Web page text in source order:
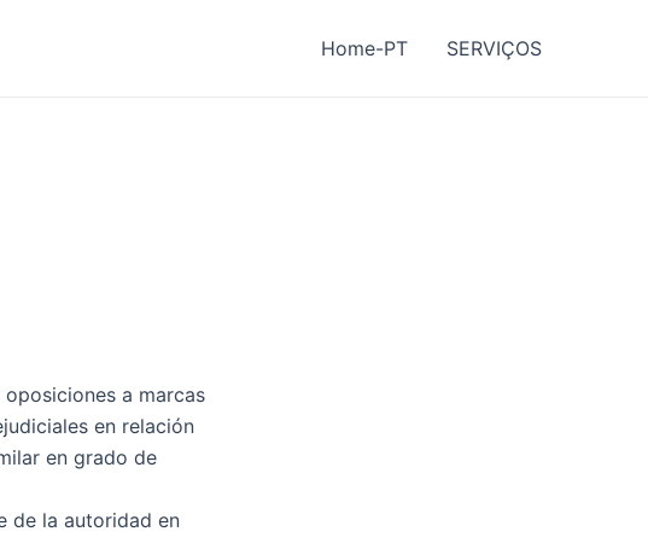
Home-PT SERVIÇOS
a marcas
en relación
en grado de
de la autoridad en